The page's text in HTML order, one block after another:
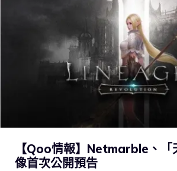
【Qoo情報】Netmarble、「
像首次公開預告